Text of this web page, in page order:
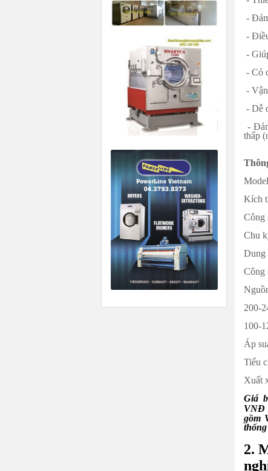
-
-
-
- Có
-
- Dễ
-
thấp
Kích
Công
Chu
Dung
Công
200-
100-
Áp
Tiếu
Xuất
Giá
VNĐ
gồm
2.